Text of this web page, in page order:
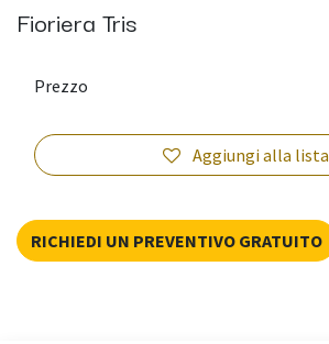
Fioriera Tris
Aggiungi alla lista
Prezzo
RICHIEDI UN PREVENTIVO GRATUITO